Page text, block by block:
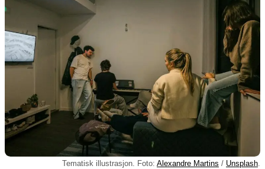
Tematisk illustrasjon. Foto: Alexandre Martins / Unsplash.